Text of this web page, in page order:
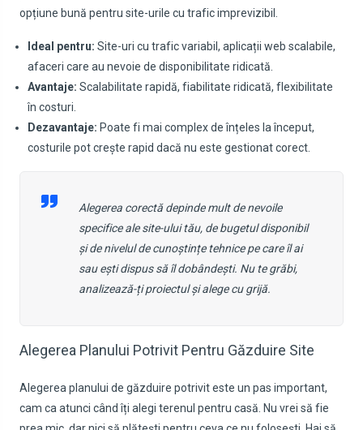
opțiune bună pentru site-urile cu trafic imprevizibil.
Ideal pentru: Site-uri cu trafic variabil, aplicații web scalabile,
afaceri care au nevoie de disponibilitate ridicată.
Avantaje: Scalabilitate rapidă, fiabilitate ridicată, flexibilitate
în costuri.
Dezavantaje: Poate fi mai complex de înțeles la început,
costurile pot crește rapid dacă nu este gestionat corect.
Alegerea corectă depinde mult de nevoile
specifice ale site-ului tău, de bugetul disponibil
și de nivelul de cunoștințe tehnice pe care îl ai
sau ești dispus să îl dobândești. Nu te grăbi,
analizează-ți proiectul și alege cu grijă.
Alegerea Planului Potrivit Pentru Găzduire Site
Alegerea planului de găzduire potrivit este un pas important,
cam ca atunci când îți alegi terenul pentru casă. Nu vrei să fie